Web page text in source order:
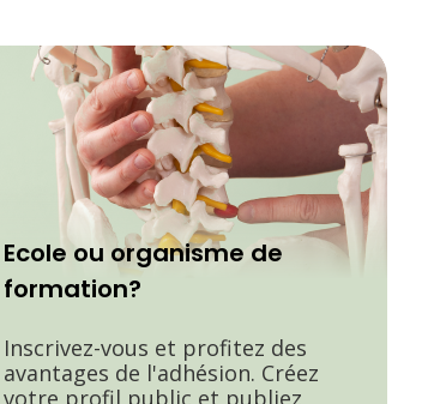
Ecole ou organisme de
formation?
Inscrivez-vous et profitez des
avantages de l'adhésion. Créez
votre profil public et publiez